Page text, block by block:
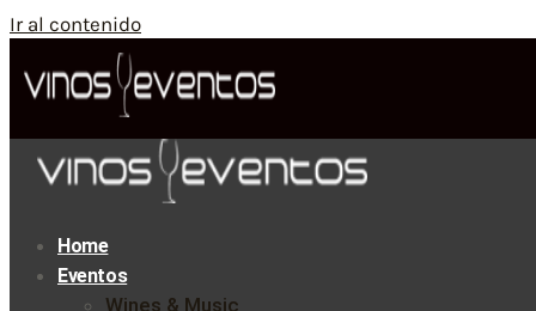
Ir al contenido
Home
Eventos
Wines & Music